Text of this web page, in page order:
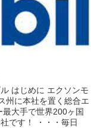
はじめに エクソンモ
州に本社を置く総合エ
大手で世界200ヶ国
です！ ・・・毎日